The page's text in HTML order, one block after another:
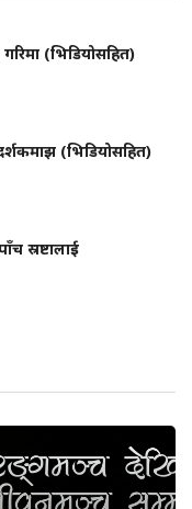
(भिडियोसहित)
(भिडियोसहित)
स्रष्टालाई